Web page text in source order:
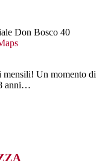
Don Bosco 40
mensili! Un momento di
anni…